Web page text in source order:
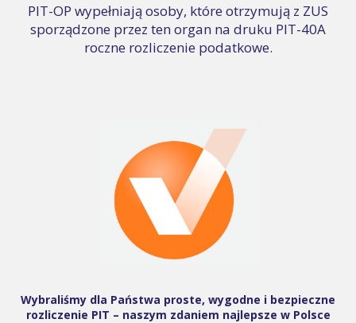
PIT-OP wypełniają osoby, które otrzymują z ZUS
sporządzone przez ten organ na druku PIT-40A
roczne rozliczenie podatkowe.
Wybraliśmy dla Państwa proste, wygodne i bezpieczne
rozliczenie PIT – naszym zdaniem najlepsze w Polsce